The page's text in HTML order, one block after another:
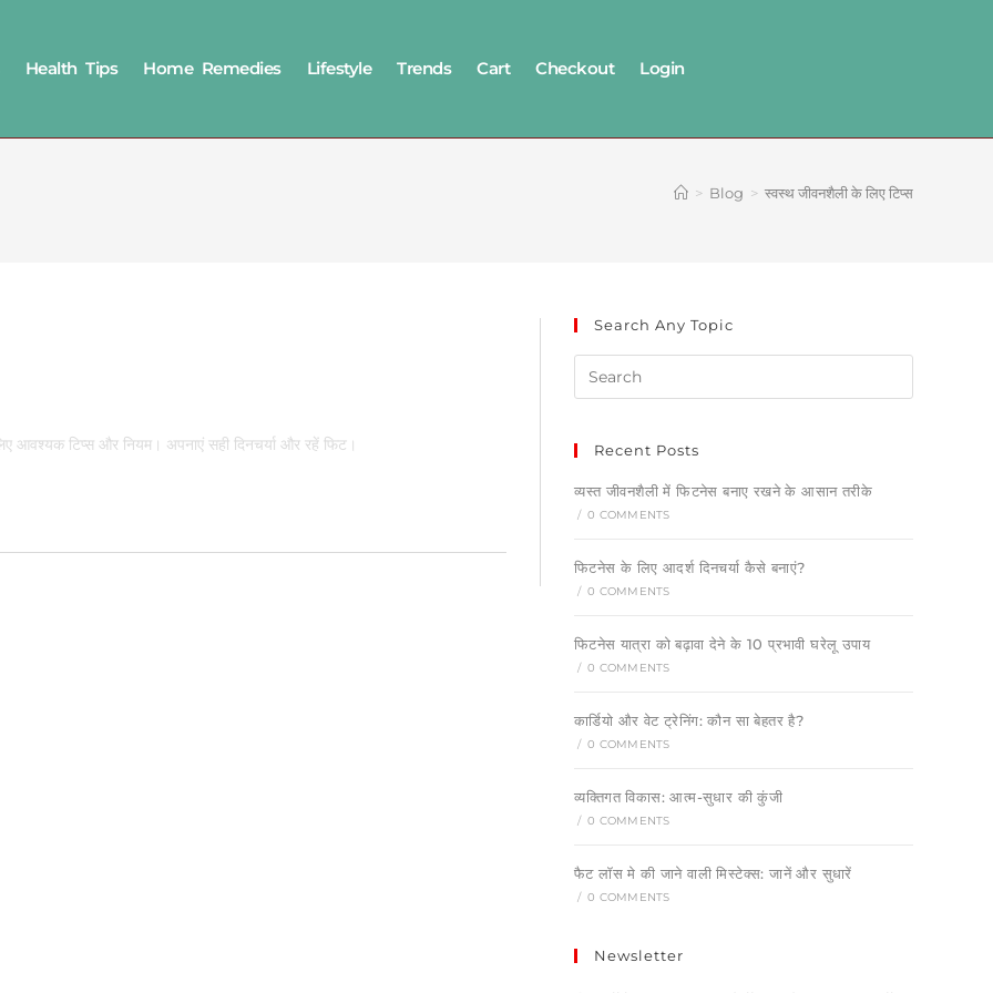
Health Tips Home Remedies Lifestyle Trends Cart Checkout Login
> Blog > स्वस्थ जीवनशैली के लिए टिप्स
आवश्यक टिप्स और नियम। अपनाएं सही दिनचर्या और रहें फिट।
Search Any Topic
Recent Posts
व्यस्त जीवनशैली में फिटनेस बनाए रखने के आसान तरीके
/ 0 COMMENTS
फिटनेस के लिए आदर्श दिनचर्या कैसे बनाएं?
/ 0 COMMENTS
फिटनेस यात्रा को बढ़ावा देने के 10 प्रभावी घरेलू उपाय
/ 0 COMMENTS
कार्डियो और वेट ट्रेनिंग: कौन सा बेहतर है?
/ 0 COMMENTS
व्यक्तिगत विकास: आत्म-सुधार की कुंजी
/ 0 COMMENTS
फैट लॉस मे की जाने वाली मिस्टेक्स: जानें और सुधारें
/ 0 COMMENTS
Newsletter